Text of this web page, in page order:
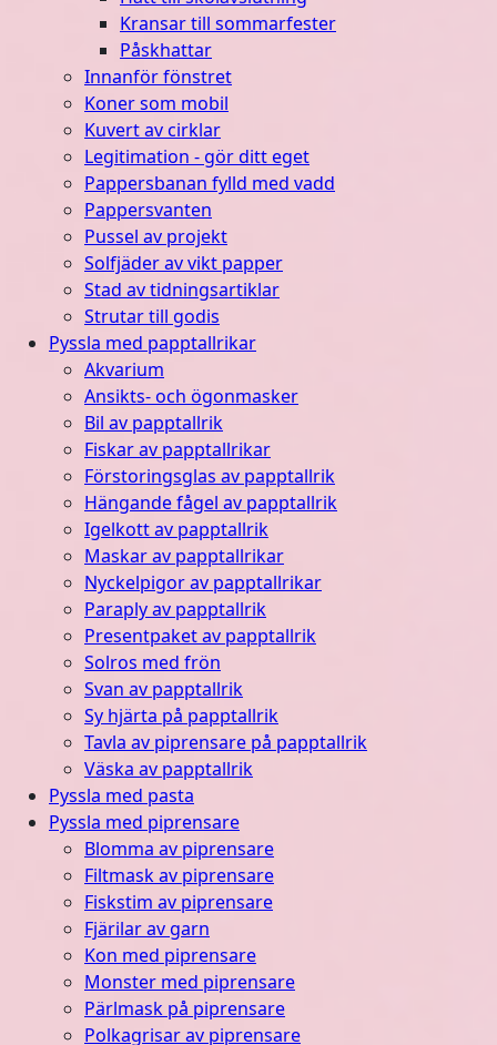
Kransar till sommarfester
Påskhattar
Innanför fönstret
Koner som mobil
Kuvert av cirklar
Legitimation - gör ditt eget
Pappersbanan fylld med vadd
Pappersvanten
Pussel av projekt
Solfjäder av vikt papper
Stad av tidningsartiklar
Strutar till godis
Pyssla med papptallrikar
Akvarium
Ansikts- och ögonmasker
Bil av papptallrik
Fiskar av papptallrikar
Förstoringsglas av papptallrik
Hängande fågel av papptallrik
Igelkott av papptallrik
Maskar av papptallrikar
Nyckelpigor av papptallrikar
Paraply av papptallrik
Presentpaket av papptallrik
Solros med frön
Svan av papptallrik
Sy hjärta på papptallrik
Tavla av piprensare på papptallrik
Väska av papptallrik
Pyssla med pasta
Pyssla med piprensare
Blomma av piprensare
Filtmask av piprensare
Fiskstim av piprensare
Fjärilar av garn
Kon med piprensare
Monster med piprensare
Pärlmask på piprensare
Polkagrisar av piprensare